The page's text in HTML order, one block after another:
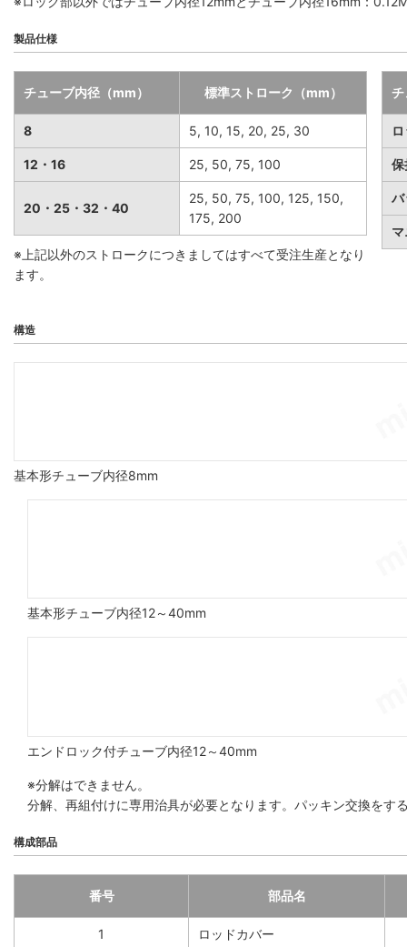
製品仕様
チューブ内径（mm） 標準ストローク（mm）
8 5, 10, 15, 20, 25, 30
12・16 25, 50, 75, 100
20・25・32・40
25, 50, 75, 100, 125, 150,
175, 200
※上記以外のストロークにつきましてはすべて受注生産となり
ます。
バ
構造
基本形チューブ内径8mm
基本形チューブ内径12～40mm
エンドロック付チューブ内径12～40mm
※分解はできません。
分解、再組付けに専用治具が必要となります。パッキン交換を
構成部品
番号 部品名
1 ロッドカバー